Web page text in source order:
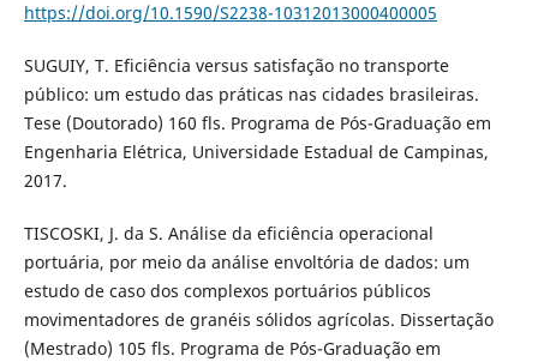
https://doi.org/10.1590/S2238-10312013000400005
SUGUIY, T. Eficiência versus satisfação no transporte
público: um estudo das práticas nas cidades brasileiras.
Tese (Doutorado) 160 fls. Programa de Pós-Graduação em
Engenharia Elétrica, Universidade Estadual de Campinas,
2017.
TISCOSKI, J. da S. Análise da eficiência operacional
portuária, por meio da análise envoltória de dados: um
estudo de caso dos complexos portuários públicos
movimentadores de granéis sólidos agrícolas. Dissertação
(Mestrado) 105 fls. Programa de Pós-Graduação em